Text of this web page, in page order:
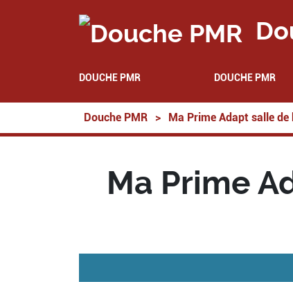
DOUCHE PMR DOUCHE PMR
Douche PMR > Ma Prime Adapt salle de
Ma Prime